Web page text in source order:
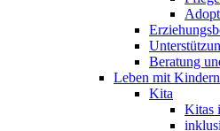
Beratung
Leben mit
Kita
Kitas